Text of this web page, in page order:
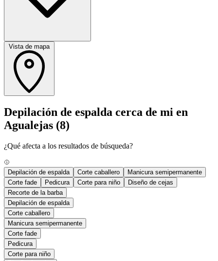
Vista de mapa
Depilación de espalda cerca de mi en
Agualejas (8)
¿Qué afecta a los resultados de búsqueda?
Depilación de espalda Corte caballero
Manicura semipermanente
Corte fade
Pedicura Corte para niño
Diseño de cejas
Recorte de la barba
Depilación de espalda
Corte caballero
Manicura semipermanente
Corte fade
Pedicura
Corte para niño